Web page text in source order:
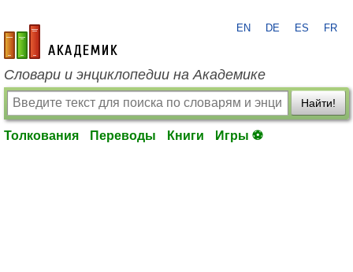
academic.ru
EN DE ES FR
Словари и энциклопедии на Академике
Найти!
Толкования Переводы Книги Игры ⚽